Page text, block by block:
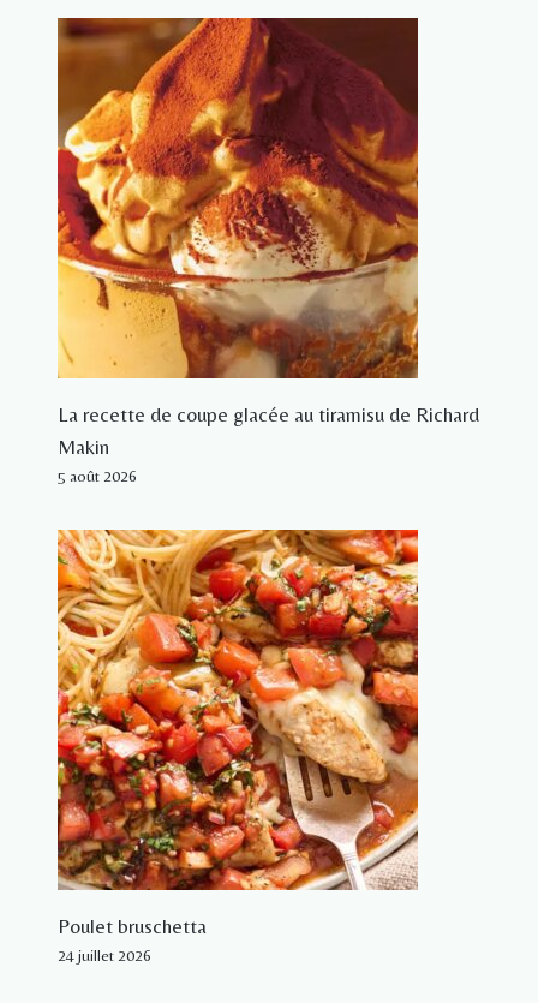
La recette de coupe glacée au tiramisu de Richard
Makin
5 août 2026
Poulet bruschetta
24 juillet 2026